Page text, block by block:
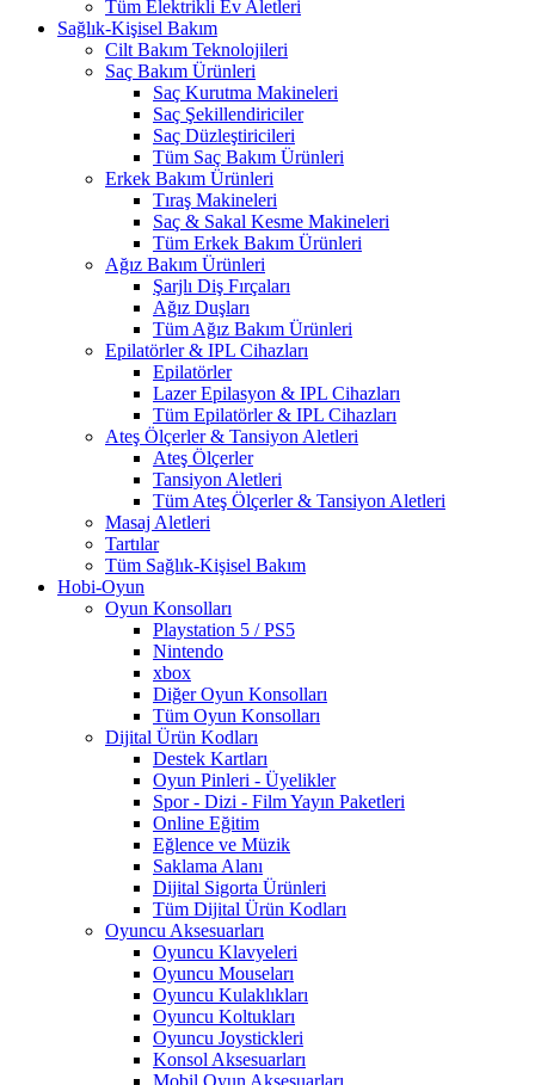
Tüm Elektrikli Ev Aletleri
Sağlık-Kişisel Bakım
Cilt Bakım Teknolojileri
Saç Bakım Ürünleri
Saç Kurutma Makineleri
Saç Şekillendiriciler
Saç Düzleştiricileri
Tüm Saç Bakım Ürünleri
Erkek Bakım Ürünleri
Tıraş Makineleri
Saç & Sakal Kesme Makineleri
Tüm Erkek Bakım Ürünleri
Ağız Bakım Ürünleri
Şarjlı Diş Fırçaları
Ağız Duşları
Tüm Ağız Bakım Ürünleri
Epilatörler & IPL Cihazları
Epilatörler
Lazer Epilasyon & IPL Cihazları
Tüm Epilatörler & IPL Cihazları
Ateş Ölçerler & Tansiyon Aletleri
Ateş Ölçerler
Tansiyon Aletleri
Tüm Ateş Ölçerler & Tansiyon Aletleri
Masaj Aletleri
Tartılar
Tüm Sağlık-Kişisel Bakım
Hobi-Oyun
Oyun Konsolları
Playstation 5 / PS5
Nintendo
xbox
Diğer Oyun Konsolları
Tüm Oyun Konsolları
Dijital Ürün Kodları
Destek Kartları
Oyun Pinleri - Üyelikler
Spor - Dizi - Film Yayın Paketleri
Online Eğitim
Eğlence ve Müzik
Saklama Alanı
Dijital Sigorta Ürünleri
Tüm Dijital Ürün Kodları
Oyuncu Aksesuarları
Oyuncu Klavyeleri
Oyuncu Mouseları
Oyuncu Kulaklıkları
Oyuncu Koltukları
Oyuncu Joystickleri
Konsol Aksesuarları
Mobil Oyun Aksesuarları